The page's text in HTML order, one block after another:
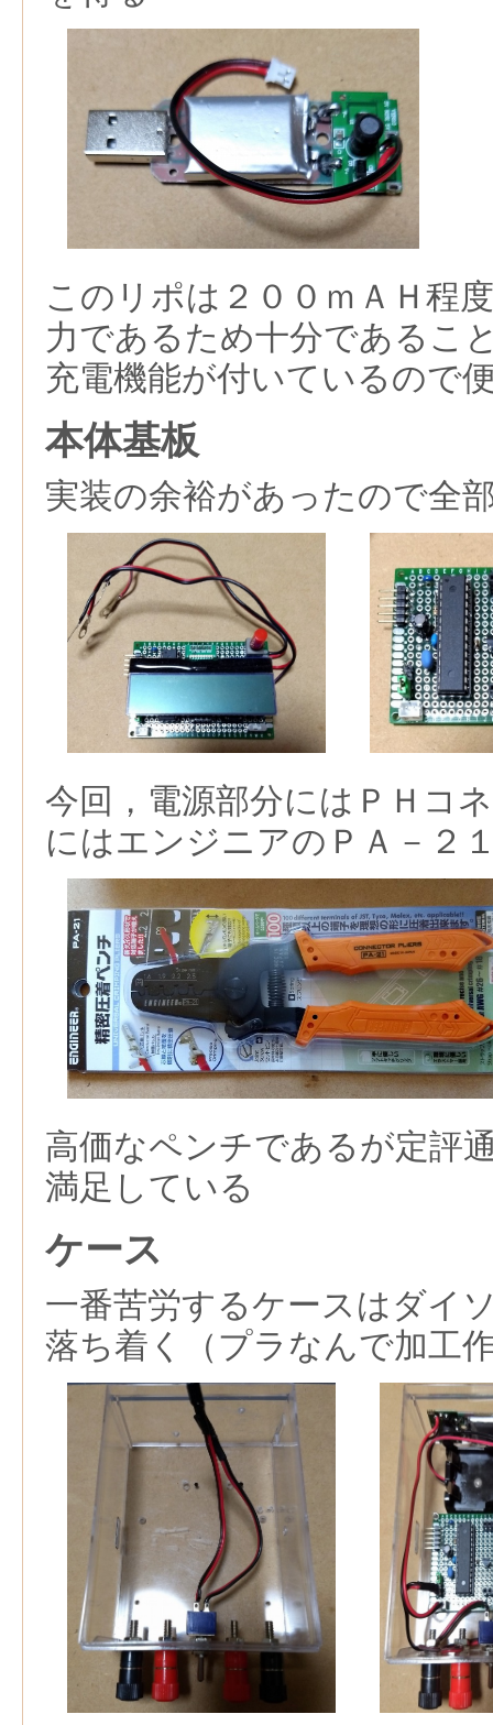
このリポは２００ｍＡＨ程
力であるため十分であるこ
充電機能が付いているので
本体基板
実装の余裕があったので全
今回，電源部分にはＰＨコ
にはエンジニアのＰＡ－２
高価なペンチであるが定評
満足している
ケース
一番苦労するケースはダイ
落ち着く（プラなんで加工